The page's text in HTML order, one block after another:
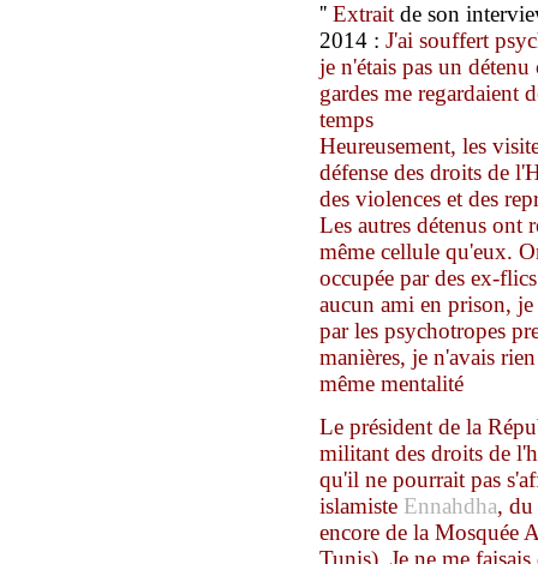
'' Extrait de son
2014 : J'ai souffert
je n'étais pas un détenu
gardes me regardaient
temps
Heureusement, les
défense des droits de
des violences et des
Les autres détenus ont
même cellule qu'eux.
occupée par des ex-
aucun ami en prison,
par les psychotropes
manières, je n'avais
même mentalité
Le président de la
militant des droits de
qu'il ne pourrait pas
islamiste Ennahdha, du
encore de la Mosquée